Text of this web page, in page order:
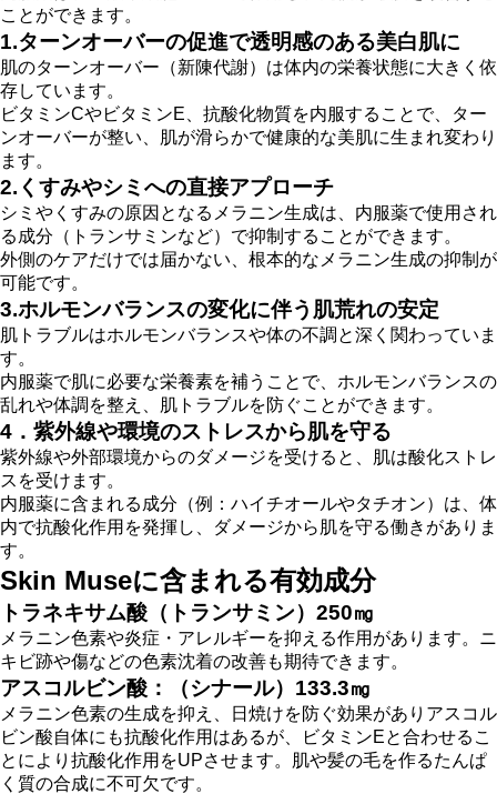
ことができます。
1.ターンオーバーの促進で透明感のある美白肌に
肌のターンオーバー（新陳代謝）は体内の栄養状態に大きく依
存しています。
ビタミンCやビタミンE、抗酸化物質を内服することで、ター
ンオーバーが整い、肌が滑らかで健康的な美肌に生まれ変わり
ます。
2.くすみやシミへの直接アプローチ
シミやくすみの原因となるメラニン生成は、内服薬で使用され
る成分（トランサミンなど）で抑制することができます。
外側のケアだけでは届かない、根本的なメラニン生成の抑制が
可能です。
3.ホルモンバランスの変化に伴う肌荒れの安定
肌トラブルはホルモンバランスや体の不調と深く関わっていま
す。
内服薬で肌に必要な栄養素を補うことで、ホルモンバランスの
乱れや体調を整え、肌トラブルを防ぐことができます。
4．紫外線や環境のストレスから肌を守る
紫外線や外部環境からのダメージを受けると、肌は酸化ストレ
スを受けます。
内服薬に含まれる成分（例：ハイチオールやタチオン）は、体
内で抗酸化作用を発揮し、ダメージから肌を守る働きがありま
す。
Skin Museに含まれる有効成分
トラネキサム酸（トランサミン）250㎎
メラニン色素や炎症・アレルギーを抑える作用があります。ニ
キビ跡や傷などの色素沈着の改善も期待できます。
アスコルビン酸：（シナール）133.3㎎
メラニン色素の生成を抑え、日焼けを防ぐ効果がありアスコル
ビン酸自体にも抗酸化作用はあるが、ビタミンEと合わせるこ
とにより抗酸化作用をUPさせます。肌や髪の毛を作るたんぱ
く質の合成に不可欠です。